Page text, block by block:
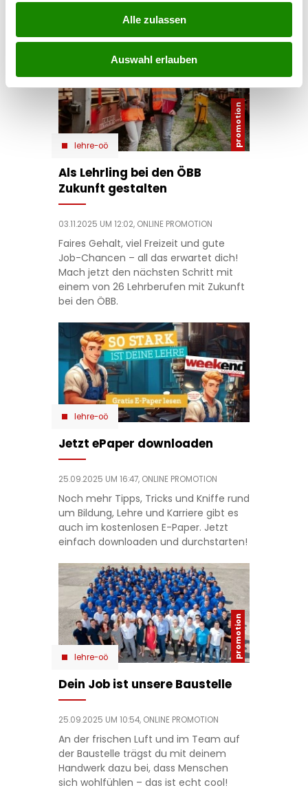
Alle zulassen
Auswahl erlauben
lehre-oö
Als Lehrling bei den ÖBB
Zukunft gestalten
03.11.2025 UM 12:02, ONLINE PROMOTION
Faires Gehalt, viel Freizeit und gute
Job-Chancen – all das erwartet dich!
Mach jetzt den nächsten Schritt mit
einem von 26 Lehrberufen mit Zukunft
bei den ÖBB.
lehre-oö
Jetzt ePaper downloaden
25.09.2025 UM 16:47, ONLINE PROMOTION
Noch mehr Tipps, Tricks und Kniffe rund
um Bildung, Lehre und Karriere gibt es
auch im kostenlosen E-Paper. Jetzt
einfach downloaden und durchstarten!
lehre-oö
Dein Job ist unsere Baustelle
25.09.2025 UM 10:54, ONLINE PROMOTION
An der frischen Luft und im Team auf
der Baustelle trägst du mit deinem
Handwerk dazu bei, dass Menschen
sich wohlfühlen – das ist echt cool!